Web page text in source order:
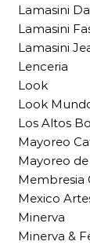
Lamasini
Lamasini
Lamasini
Lenceria
Look
Look
Los Altos
Mayoreo
Mayoreo
Membresia
Mexico
Minerva
Minerva &